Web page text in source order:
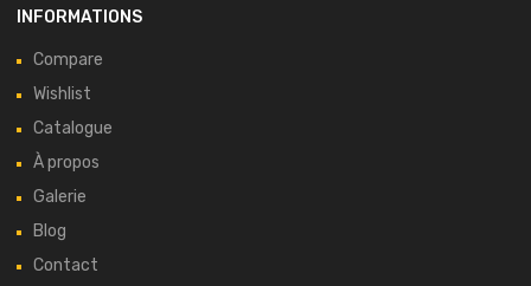
INFORMATIONS
Compare
Wishlist
Catalogue
À propos
Galerie
Blog
Contact